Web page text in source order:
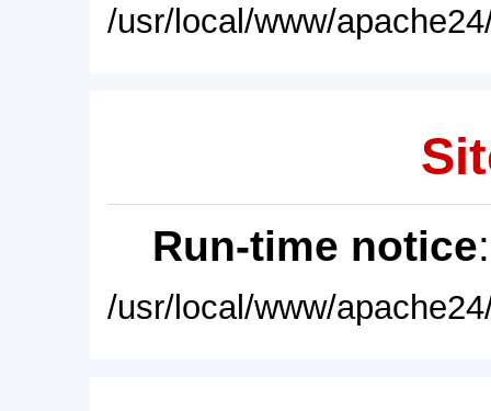
/usr/local/www/
Run-time notice
/usr/local/www/